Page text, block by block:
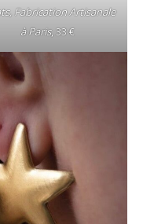
Fabrication Artisanale
à Paris, 33 €